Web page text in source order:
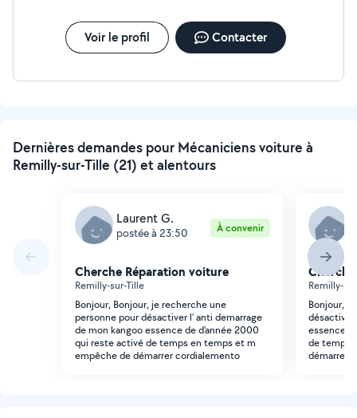
Voir le profil Contacter
Dernières demandes pour Mécaniciens voiture à
Remilly-sur-Tille (21) et alentours
Laurent G.
postée à 23:50 À convenir
Cherche Réparation voiture
Remilly-sur-Tille
Bonjour, Bonjour, je recherche une
personne pour désactiver l' anti demarrage
de mon kangoo essence de d'année 2000
qui reste activé de temps en temps et m
empêche de démarrer cordialemento
Remilly-
Bonjour,
désactiver
essence
de temps
démarrer